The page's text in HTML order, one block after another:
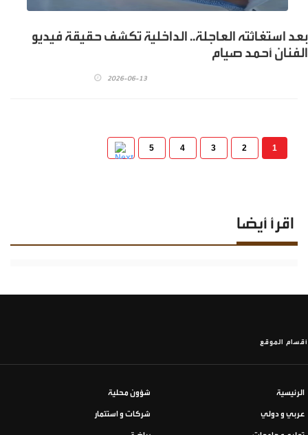
بعد استغاثته العاجلة.. الداخلية تكشف حقيقة فيديو
الفنان أحمد صيام
2026-06-13
1
2
3
4
5
اقرأ أيضا
أقسام الموقع
الرئيسية شؤون محلية
عربي و دولي شركات و استثمار